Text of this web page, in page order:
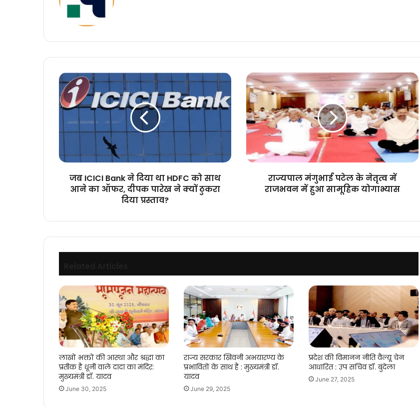
जब
ICICI
Bank
ने
साथ
ऑफर,
ने
जब ICICI Bank ने दिया था HDFC को साथ
आने का ऑफर, दीपक पारेख ने क्यों ठुकरा
दिया प्रस्ताव?
राज्यपाल
मंगुभाई
पटेल
के
नेतृत्व
में
हुआ
राज्यपाल मंगुभाई पटेल के नेतृत्व में
राजभवन में हुआ सामूहिक योगाभ्यास
लाखों भक्तों की आस्था और श्रद्धा का
प्रतीक है धूनी वाले दादा का मंदिर:
मुख्यमंत्री डॉ. यादव
June 30, 2025
राज्य सरकार खिवनी अभयारण्य के
प्रभावितों के साथ है : मुख्यमंत्री डॉ.
यादव
June 29, 2025
प्रदेश की विमानन नीति वैल्यू चेन
आधारित : उप सचिव डॉ. बुंदेला
June 27, 2025